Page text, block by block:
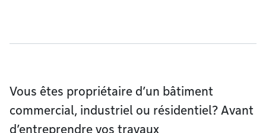
Vous êtes propriétaire d’un bâtiment
commercial, industriel ou résidentiel? Avant
d’entreprendre vos travaux